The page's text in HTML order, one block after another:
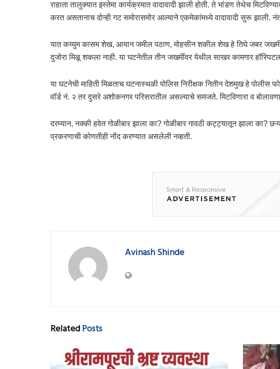
राहाता तालुक्यात इस्तेमा कार्यक्रमात वादावादी झाली होती. ते भांडण तेथेच
करत असतानाच दोन्ही गट समोरासमोर आल्याने एकमेकांमध्ये वादावादी सुरू
यात कय्युम कासम शेख, आयान जमील पठाण, मोहसीन शकील शेख हे तिघे जबर जखमी
दुजोरा मिळू शकला नाही. या घटनेतील तीन जखमींवर येथील साखर कामगार
या घटनेची माहिती मिळताच घटनास्थळी पोलिस निरीक्षक नितीन देशमुख हे
वॉर्ड नं. २ तर दुसरे अशोकनगर परिसरातील असल्याचे समजते. मिटविणारा व
दरम्यान, नक्की हवेत गोळीबार झाला का? गोळीबार गावठी कट्ट्यातून झाला का?
प्रकरणाची कोणतीही नोंद करण्यात असलेली नव्हती.
Avinash Shinde
RelatedPosts